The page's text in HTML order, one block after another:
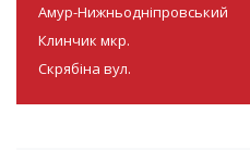
Амур-Нижньодніпровський
Клинчик мкр.
Скрябіна вул.